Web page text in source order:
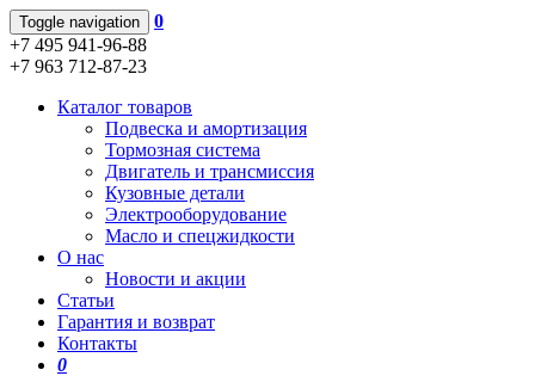
Toggle navigation
0
+7 495 941-96-88
+7 963 712-87-23
Каталог товаров
Подвеска и амортизация
Тормозная система
Двигатель и трансмиссия
Кузовные детали
Электрооборудование
Масло и спецжидкости
О нас
Новости и акции
Статьи
Гарантия и возврат
Контакты
0